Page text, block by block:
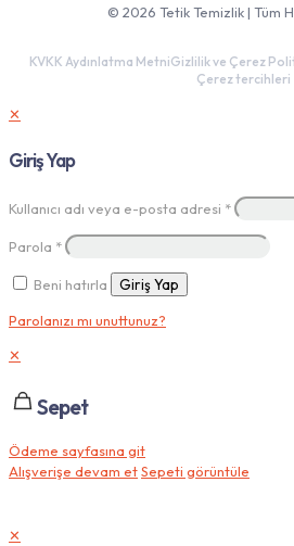
© 2026 Tetik Temizlik | Tüm
KVKK Aydınlatma MetniGizlilik ve Çerez
Çerez tercihleri
✕
Giriş Yap
Kullanıcı adı veya e-posta adresi *
Parola *
Beni hatırla Giriş Yap
Parolanızı mı unuttunuz?
✕
Sepet
Ödeme sayfasına git
Alışverişe devam etSepeti görüntüle
✕